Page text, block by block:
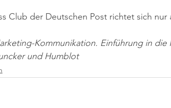
Club der Deutschen Post richtet sich
Kommunikation. Einführung in
und Humblot